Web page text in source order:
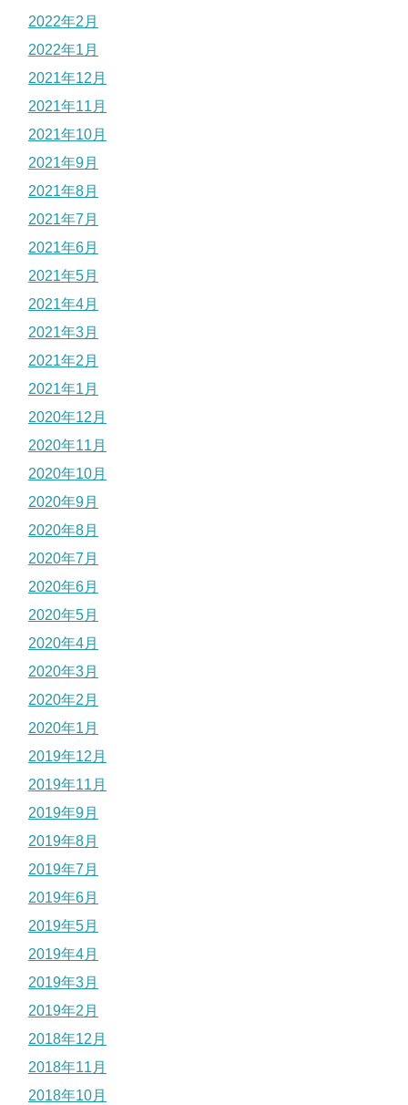
2022年2月
2022年1月
2021年12月
2021年11月
2021年10月
2021年9月
2021年8月
2021年7月
2021年6月
2021年5月
2021年4月
2021年3月
2021年2月
2021年1月
2020年12月
2020年11月
2020年10月
2020年9月
2020年8月
2020年7月
2020年6月
2020年5月
2020年4月
2020年3月
2020年2月
2020年1月
2019年12月
2019年11月
2019年9月
2019年8月
2019年7月
2019年6月
2019年5月
2019年4月
2019年3月
2019年2月
2018年12月
2018年11月
2018年10月